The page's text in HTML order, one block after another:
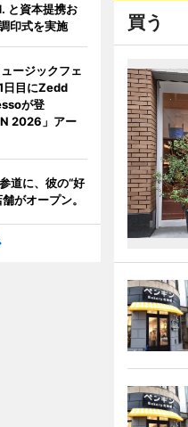
買う
と資本提携お
印式を実施
ージックフェ
にZedd
が登
」アー
道に、彼の“好
がオープン。